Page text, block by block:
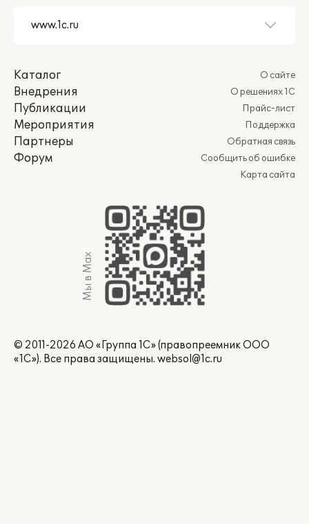
Каталог
Внедрения
Публикации
Мероприятия
Партнеры
Форум
О сайте
О решениях 1С
Прайс-лист
Поддержка
Обратная связь
Сообщить об ошибке
Карта сайта
Мы в Max
© 2011-2026 АО «Группа 1С» (правопреемник ООО
«1С»). Все права защищены. websol@1c.ru